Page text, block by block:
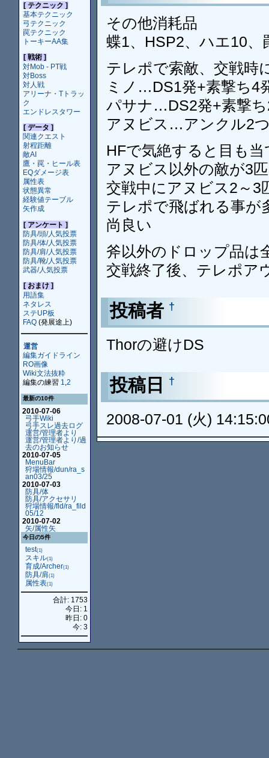
[ テクニック ]
基本テクニック
弓テクニック
罠テクニック
トーキーAA集
[ 戦術 ]
対Mob - PT戦
対Boss
対人戦
アリーナ・Tトラッ
ク
エンドレスタワー
[ データ ]
関連クエスト
射程距離
敵AI
鷹・罠・ヒール表
EQダメージ表
属性表
状態異常
経験値テーブル
矢作成
[ アンケート ]
防具/頭/人気投票
防具/体/人気投票
防具/肩/人気投票
防具/靴/人気投票
武器/人気投票
[ おまけ ]
用語集
ネタレス
ステUP板
FAQ(発展途上)
運営
編集ガイドライン
RO画像
Wiki文法抜粋
編集の練習 1 2
最新の10件
2010-07-06
弓手Wiki
弓手スレ過去ログ
運営/管理者より
運営/管理者より/過
去のお知らせ
2010-07-05
MenuBar
狩場情報/dun/ra_s
an03/25
2010-07-03
防具/体
防具/アクセサリ
狩場情報/fld/ra_fild
05/12
2010-07-02
矢/属性矢
今日の5件
test(1)
スキル(1)
育成/Archer(1)
防具/肩(1)
属性表(1)
合計: 1753
今日: 1
昨日: 0
今: 3
その他消耗品
蝶1、HSP2、ハエ10、
テレポで索敵、交戦時
ミノ…DS1発+素撃ち4
パサナ…DS2発+素撃
アヌビス…アンクル2
HFで気絶すると目も
アヌビス以外の敵が3
交戦中にアヌビス2～3
テレポで飛ばれる事が
尚良い
斧以外のドロップ品は
交戦終了後、テレポア
投稿者 †
Thorの避けDS
投稿日 †
2008-07-01 (火)